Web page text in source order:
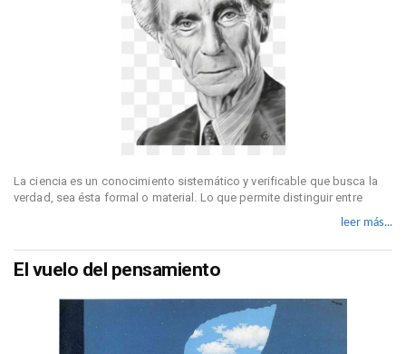
La ciencia es un conocimiento sistemático y verificable que busca la
verdad, sea ésta formal o material. Lo que permite distinguir entre
leer más...
El vuelo del pensamiento